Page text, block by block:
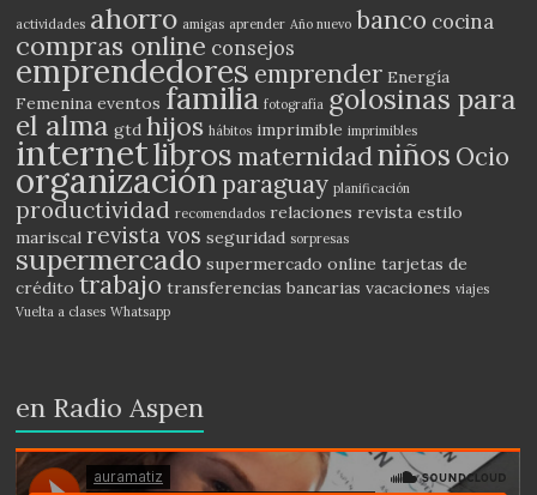
actividades ahorro amigas aprender Año nuevo banco cocina
compras online consejos
emprendedores emprender Energía
Femenina eventos familia fotografía golosinas para
el alma gtd hijos hábitos imprimible imprimibles
internetlibros maternidadniños Ocio
organizaciónparaguay planificación
productividad recomendados relaciones revista estilo
mariscal revista vos seguridad sorpresas
supermercado supermercado online tarjetas de
crédito trabajo transferencias bancarias vacaciones viajes
Vuelta a clases Whatsapp
en Radio Aspen